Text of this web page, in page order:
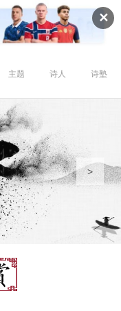
✕
主题 诗人 诗塾
>